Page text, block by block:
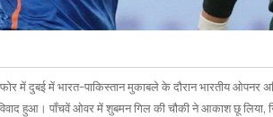
में दुबई में भारत-पाकिस्तान मुकाबले के दौरान भारतीय ओपनर
हुआ। पाँचवें ओवर में शुबमन गिल की चौकी ने आकाश छू लिया,